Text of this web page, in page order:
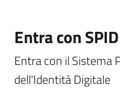
Entra con SPID
Entra con il Sistema
dell'Identità Digitale